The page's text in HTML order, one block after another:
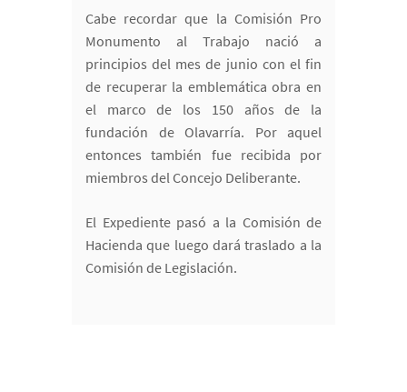
Cabe recordar que la Comisión Pro
Monumento al Trabajo nació a
principios del mes de junio con el fin
de recuperar la emblemática obra en
el marco de los 150 años de la
fundación de Olavarría. Por aquel
entonces también fue recibida por
miembros del Concejo Deliberante.
El Expediente pasó a la Comisión de
Hacienda que luego dará traslado a la
Comisión de Legislación.